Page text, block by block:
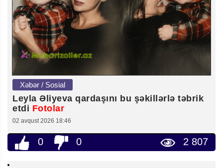
Xəbər / Sosial
Leyla Əliyeva qardaşını bu şəkillərlə təbrik
etdi Fotolar
02 avqust 2026 18:46
0 0 2 807